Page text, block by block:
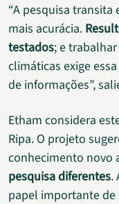
“A pesquisa
mais acurácia.
testados; e
climáticas exige
de informações”,
Etham considera
Ripa. O projeto
conhecimento novo
pesquisa diferentes.
papel importante